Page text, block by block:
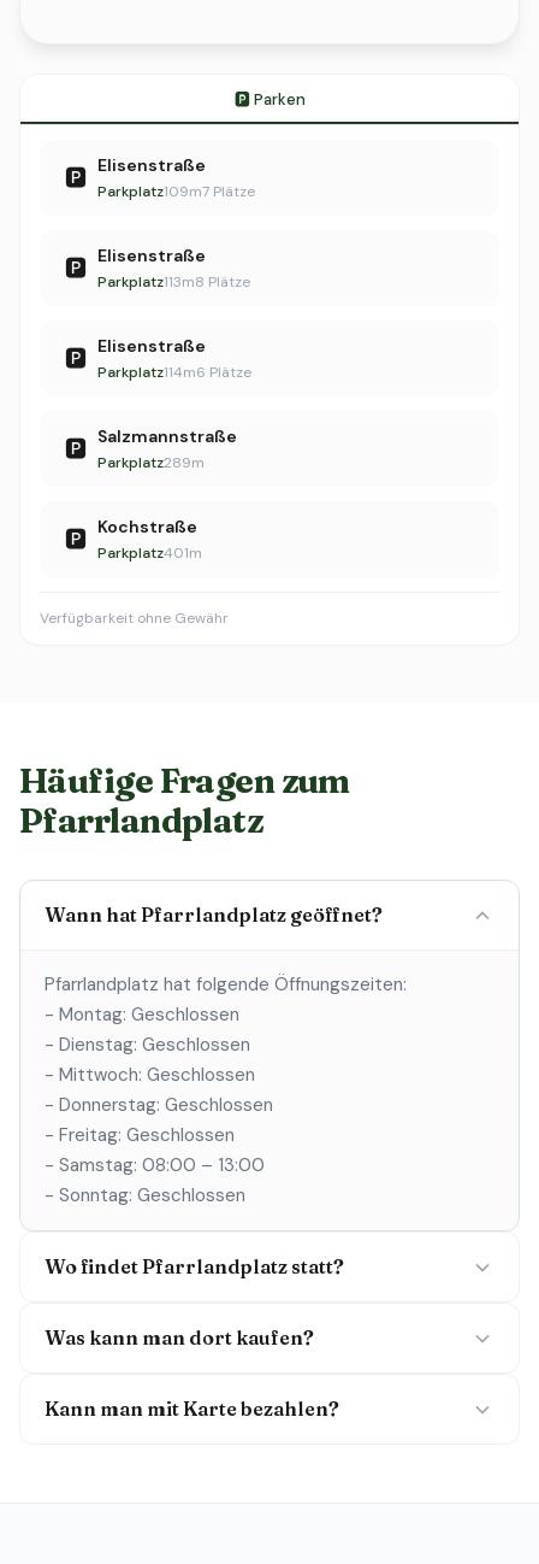
🅿️ Parken
🅿️ Elisenstraße
Parkplatz109m7 Plätze
🅿️ Elisenstraße
Parkplatz113m8 Plätze
🅿️ Elisenstraße
Parkplatz114m6 Plätze
🅿️ Salzmannstraße
Parkplatz289m
🅿️ Kochstraße
Parkplatz401m
Verfügbarkeit ohne Gewähr
Häufige Fragen zum
Pfarrlandplatz
Wann hat Pfarrlandplatz geöffnet?
Pfarrlandplatz hat folgende Öffnungszeiten:
- Montag: Geschlossen
- Dienstag: Geschlossen
- Mittwoch: Geschlossen
- Donnerstag: Geschlossen
- Freitag: Geschlossen
- Samstag: 08:00 – 13:00
- Sonntag: Geschlossen
Wo findet Pfarrlandplatz statt?
Was kann man dort kaufen?
Kann man mit Karte bezahlen?